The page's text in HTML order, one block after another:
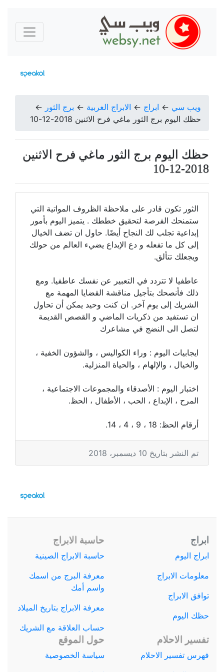
ويب سي ← ابراج ← الابراج الغربية ← برج الثور ←
حظك اليوم برج الثور ماغي فرح الاثنين 2018-12-10
حظك اليوم برج الثور ماغي فرح الاثنين
2018-12-10
الثور تكون قادر على ملاحظة الظروف المواتية التي
ستمنحك الفرصة لتحقيق خططك . يتميز اليوم بأمور
إبداعية تجلب لك النجاح أيضًا. حاول ان تضف الخيال
إلى كل ما تفعله و دع الإبداع يضيء العالم من حولك
ويجعلك تتألق.
عاطفيا لا تتردد في التعبير عن نفسك عاطفيا. ومع
ذلك فأنصحك بتأجيل مناقشة القضايا المهمة مع
الشريك إلى يوم آخر. ان كنت وحيد يمكن أن تحاول
ان تستفيد من ذكريات الماضي و القصص القديمة
لتصل الى النضج في مشاعرك
ايجابيات اليوم : وراء الكواليس ، والشؤون الخفية ،
والخيال ، والإلهام ، والحياة المنزلية.
اختبار اليوم : الأصدقاء والمجموعات الاجتماعية ،
المرح ، الإبداع ، الحب ، الأطفال ، الحظ.
أرقام الحظ: 18 ، 9 ، 4 ، 14.
تم النشر بتاريخ 10 ديسمبر، 2018
ابراج
ابراج اليوم
معلومات الابراج
توافق الابراج
حظك اليوم
حاسبة الابراج
حاسبة الابراج الصينية
معرفة البرج من اسمك
واسم أمك
معرفة الابراج بتاريخ الميلاد
حساب العلاقة مع الشريك
تفسير الاحلام
فهرس تفسير الاحلام
حول الموقع
سياسة الخصوصية